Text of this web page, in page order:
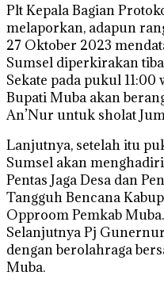
Plt Kepala Bagian
melaporkan, adapun
27 Oktober 2023
Sumsel diperkirakan
Sekate pada pukul
Bupati Muba akan
An’Nur untuk sholat
Lanjutnya, setelah itu
Sumsel akan
Pentas Jaga Desa dan
Tangguh Bencana
Opproom Pemkab Muba.
Selanjutnya Pj
dengan berolahraga
Muba.